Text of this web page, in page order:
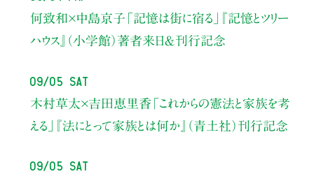
何致和×中島京子 「記憶は街に宿る」
『記憶とツリー
ハウス』（小学館）著者来日＆刊行記念
09/05 Sat
木村草太×吉田恵里香 「これからの憲法と家族を考
える」
『法にとって家族とは何か』（青土社）刊行記念
09/05 Sat